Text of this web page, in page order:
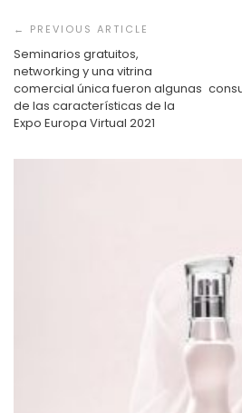
de
entradas
Seminarios gratuitos,
networking y una vitrina
comercial única fueron algunas
de las características de la
Expo Europa Virtual 2021